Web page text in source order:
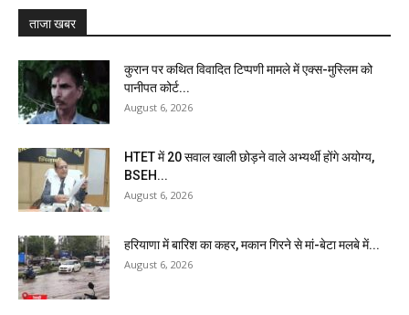
ताजा खबर
कुरान पर कथित विवादित टिप्पणी मामले में एक्स-मुस्लिम को
पानीपत कोर्ट...
August 6, 2026
HTET में 20 सवाल खाली छोड़ने वाले अभ्यर्थी होंगे अयोग्य,
BSEH...
August 6, 2026
हरियाणा में बारिश का कहर, मकान गिरने से मां-बेटा मलबे में...
August 6, 2026